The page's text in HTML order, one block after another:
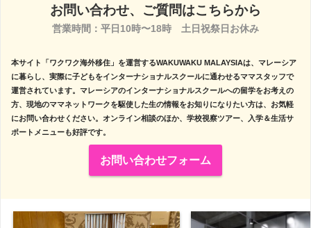
お問い合わせ、ご質問はこちらから
営業時間：平日10時〜18時　土日祝祭日お休み
本サイト「ワクワク海外移住」を運営するWAKUWAKU MALAYSIAは、マレーシア
に暮らし、実際に子どもをインターナショナルスクールに通わせるママスタッフで
運営されています。マレーシアのインターナショナルスクールへの留学をお考えの
方、現地のママネットワークを駆使した生の情報をお知りになりたい方は、お気軽
にお問い合わせください。オンライン相談のほか、学校視察ツアー、入学＆生活サ
ポートメニューも好評です。
お問い合わせフォーム